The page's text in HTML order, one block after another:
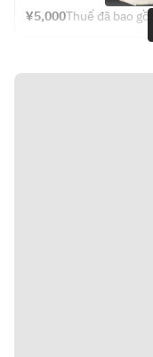
stone
d gâteau au
Horn]
2-4 people).
¥5,000Thuế đã bao gồm